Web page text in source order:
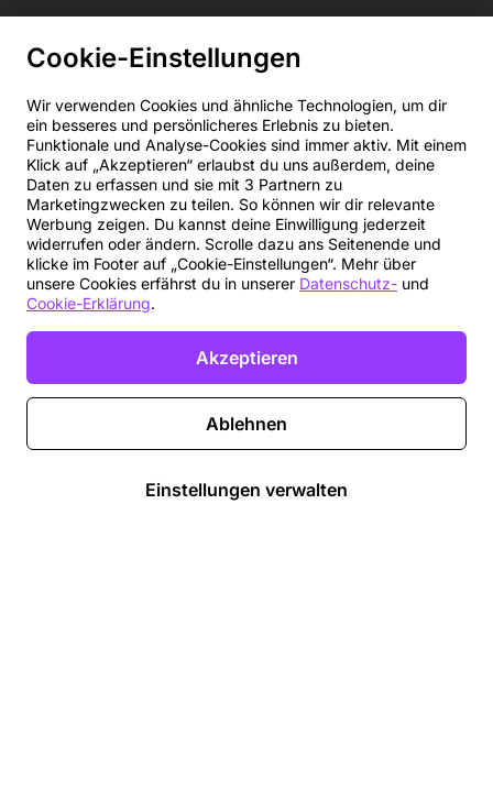
Cookie-Einstellungen
Wir verwenden Cookies und ähnliche Technologien, um dir
ein besseres und persönlicheres Erlebnis zu bieten.
Funktionale und Analyse-Cookies sind immer aktiv. Mit einem
Klick auf „Akzeptieren“ erlaubst du uns außerdem, deine
Daten zu erfassen und sie mit 3 Partnern zu
Marketingzwecken zu teilen. So können wir dir relevante
Werbung zeigen. Du kannst deine Einwilligung jederzeit
widerrufen oder ändern. Scrolle dazu ans Seitenende und
klicke im Footer auf „Cookie-Einstellungen“. Mehr über
unsere Cookies erfährst du in unserer Datenschutz- und
Cookie-Erklärung.
Akzeptieren
Ablehnen
Einstellungen verwalten